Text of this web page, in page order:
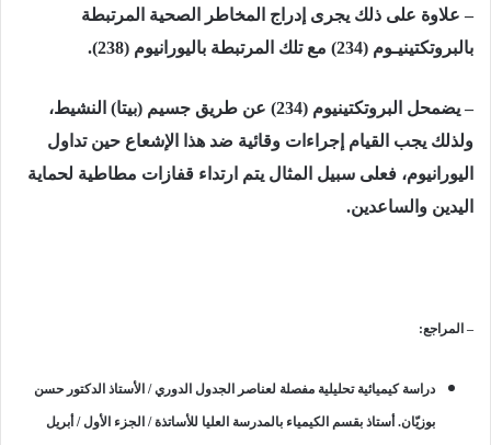
– علاوة على ذلك يجرى إدراج المخاطر الصحية المرتبطة
بالبروتكتينيـوم (234) مع تلك المرتبطة باليورانيوم (238).
– يضمحل البروتكتينيوم (234) عن طريق جسيم (بيتا) النشيط،
ولذلك يجب القيام إجراءات وقائية ضد هذا الإشعاع حين تداول
اليورانيوم، فعلى سبيل المثال يتم ارتداء قفازات مطاطية لحماية
اليدين والساعدين.
– المراجع:
دراسة كيميائية تحليلية مفصلة لعناصر الجدول الدوري / الأستاذ الدكتور حسن
بوزيّان. أستاذ بقسم الكيمياء بالمدرسة العليا للأساتذة / الجزء الأول / أبريل